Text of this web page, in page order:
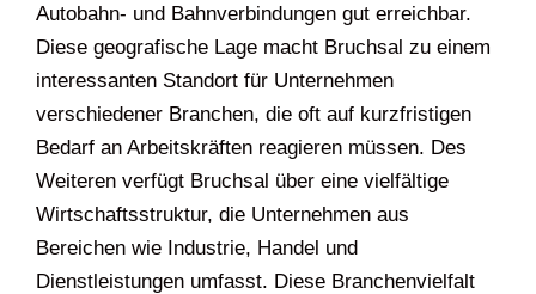
Autobahn- und Bahnverbindungen gut erreichbar.
Diese geografische Lage macht Bruchsal zu einem
interessanten Standort für Unternehmen
verschiedener Branchen, die oft auf kurzfristigen
Bedarf an Arbeitskräften reagieren müssen. Des
Weiteren verfügt Bruchsal über eine vielfältige
Wirtschaftsstruktur, die Unternehmen aus
Bereichen wie Industrie, Handel und
Dienstleistungen umfasst. Diese Branchenvielfalt